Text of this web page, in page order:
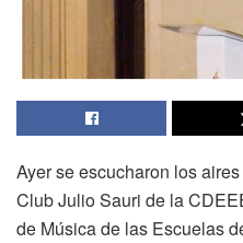
Ayer se escucharon los
Club Julio Sauri de la
de Música de las Escuelas